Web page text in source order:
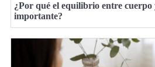
¿Por qué el equilibrio entre cuerpo
importante?